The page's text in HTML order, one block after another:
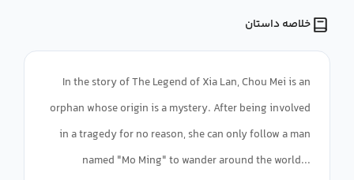
خلاصه داستان
In the story of The Legend of Xia Lan, Chou Mei is an
orphan whose origin is a mystery. After being involved
in a tragedy for no reason, she can only follow a man
named "Mo Ming" to wander around the world...